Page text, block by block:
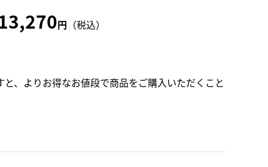
円 （税込）
、よりお得なお値段で商品をご購入いただくこと